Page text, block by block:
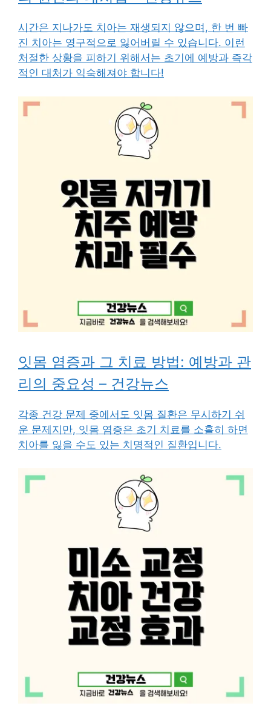
시간은 지나가도 치아는 재생되지 않으며, 한 번 빠
진 치아는 영구적으로 잃어버릴 수 있습니다. 이런
처절한 상황을 피하기 위해서는 초기에 예방과 즉각
적인 대처가 익숙해져야 합니다!
잇몸 염증과 그 치료 방법: 예방과 관
리의 중요성 – 건강뉴스
각종 건강 문제 중에서도 잇몸 질환은 무시하기 쉬
운 문제지만, 잇몸 염증은 초기 치료를 소홀히 하면
치아를 잃을 수도 있는 치명적인 질환입니다.